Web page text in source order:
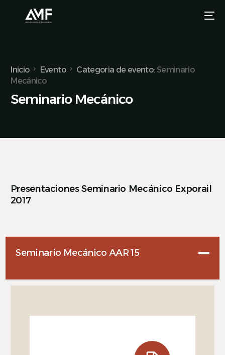
Inicio Evento Categoria de evento: Seminario
Mecánico
Seminario Mecánico
Presentaciones Seminario Mecánico Exporail
2017
Seminario Mecánico AAR 15
Español